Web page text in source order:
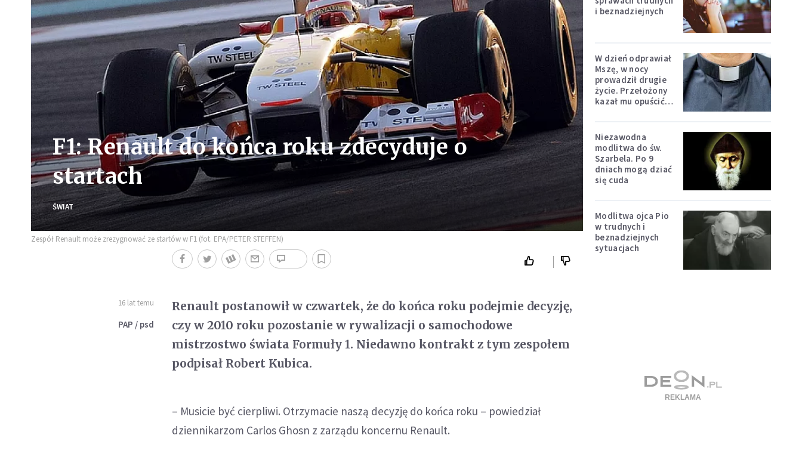
F1: Renault do końca roku zdecyduje o
startach
ŚWIAT
Zespół Renault może zrezygnować ze startów w F1 (fot. EPA/PETER STEFFEN)
16 lat temu
PAP / psd
Renault postanowił w czwartek, że do końca roku podejmie decyzję,
czy w 2010 roku pozostanie w rywalizacji o samochodowe
mistrzostwo świata Formuły 1. Niedawno kontrakt z tym zespołem
podpisał Robert Kubica.
– Musicie być cierpliwi. Otrzymacie naszą decyzję do końca roku – powiedział
dziennikarzom Carlos Ghosn z zarządu koncernu Renault.
i beznadziejnych
W dzień odprawiał
Mszę, w nocy
prowadził drugie
życie. Przełożony
kazał mu opuścić
Niezawodna
modlitwa do św.
Szarbela. Po 9
dniach mogą dziać
się cuda
Modlitwa ojca Pio
w trudnych i
beznadziejnych
sytuacjach